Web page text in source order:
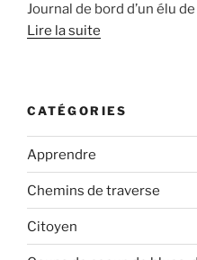
Journal de bord d’un élu
Lire la suite
CATÉGORIES
Apprendre
Chemins de traverse
Citoyen